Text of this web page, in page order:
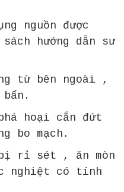
nguồn được
hướng dẫn sư
từ bên ngoài ,
hoại cắn đứt
bo mạch.
bị rỉ sét , ăn mòn
nghiệt có tính